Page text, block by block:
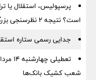
پرسپولیس، استقلال یا
است؟ نتیجه ۲ نظرسنجی بزرگ
جدایی رسمی ستاره
شعب کشیک بانک‌ها